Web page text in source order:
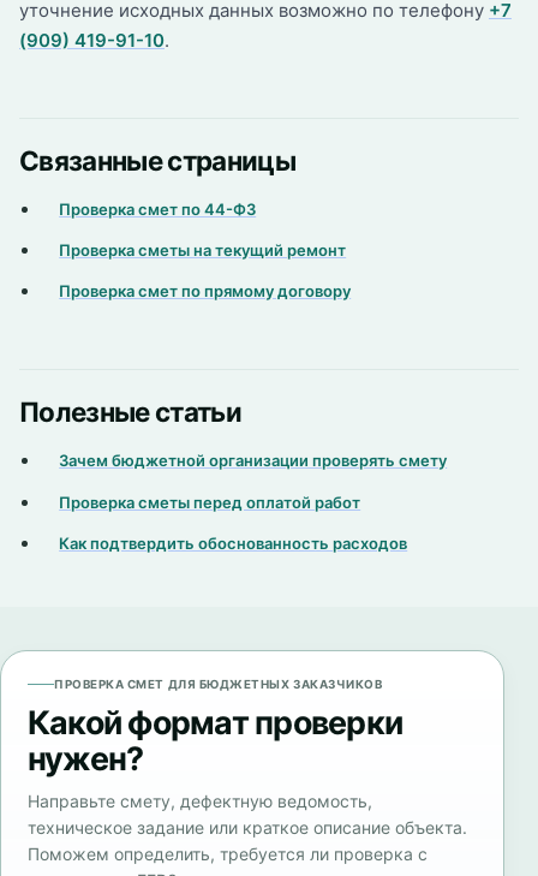
уточнение исходных данных возможно по телефону +7
(909) 419-91-10.
Связанные страницы
Проверка смет по 44-ФЗ
Проверка сметы на текущий ремонт
Проверка смет по прямому договору
Полезные статьи
Зачем бюджетной организации проверять смету
Проверка сметы перед оплатой работ
Как подтвердить обоснованность расходов
ПРОВЕРКА СМЕТ ДЛЯ БЮДЖЕТНЫХ ЗАКАЗЧИКОВ
Какой формат проверки
нужен?
Направьте смету, дефектную ведомость,
техническое задание или краткое описание объекта.
Поможем определить, требуется ли проверка с